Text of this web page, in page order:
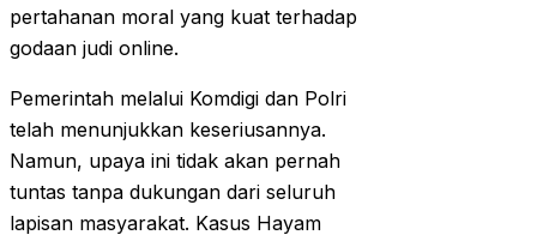
pertahanan moral yang kuat terhadap
godaan judi online.
Pemerintah melalui Komdigi dan Polri
telah menunjukkan keseriusannya.
Namun, upaya ini tidak akan pernah
tuntas tanpa dukungan dari seluruh
lapisan masyarakat. Kasus Hayam